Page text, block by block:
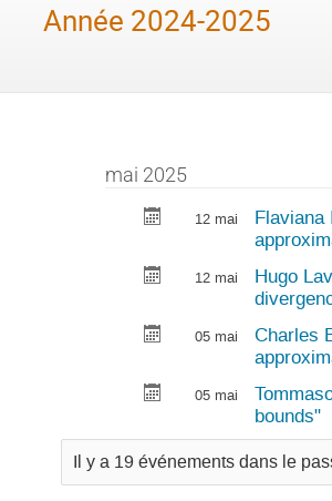
Année 2024-2025
mai 2025
12 mai
Flaviana
12 mai
Hugo
05 mai
Charles
05 mai
bounds"
Il y a 19 événements dans le